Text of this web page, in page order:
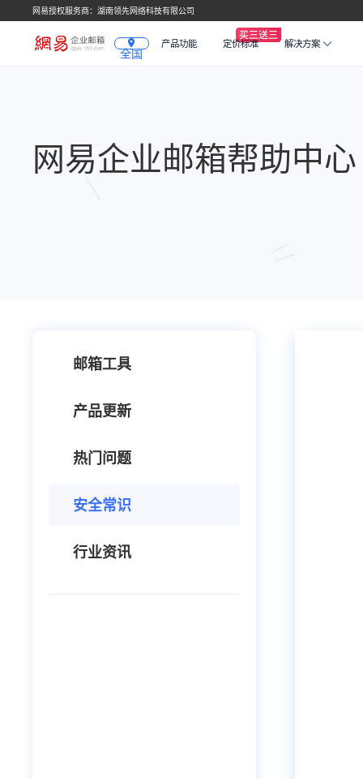
网易授权服务商：湖南领先网络科技有限公司
全国
产品功能 定价标准 解决方案
网易企业邮箱帮助中心
邮箱工具
产品更新
热门问题
安全常识
行业资讯